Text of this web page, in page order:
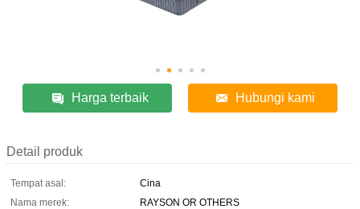
Harga terbaik Hubungi kami
Detail produk
Tempat asal:
Cina
Nama merek:
RAYSON OR OTHERS